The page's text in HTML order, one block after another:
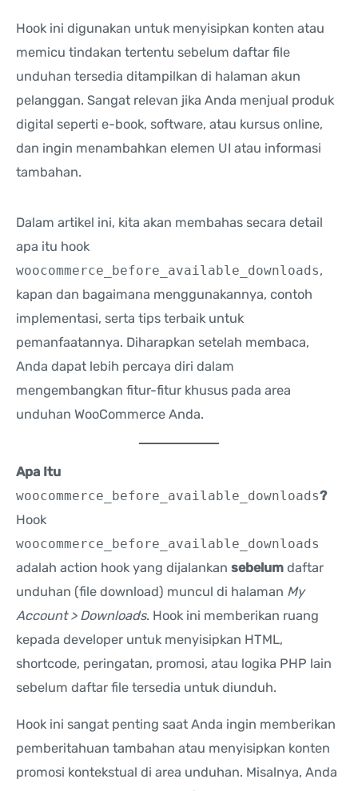
Hook ini digunakan untuk menyisipkan konten atau
memicu tindakan tertentu sebelum daftar file
unduhan tersedia ditampilkan di halaman akun
pelanggan. Sangat relevan jika Anda menjual produk
digital seperti e-book, software, atau kursus online,
dan ingin menambahkan elemen UI atau informasi
tambahan.
Dalam artikel ini, kita akan membahas secara detail
apa itu hook
woocommerce_before_available_downloads,
kapan dan bagaimana menggunakannya, contoh
implementasi, serta tips terbaik untuk
pemanfaatannya. Diharapkan setelah membaca,
Anda dapat lebih percaya diri dalam
mengembangkan fitur-fitur khusus pada area
unduhan WooCommerce Anda.
Apa Itu
woocommerce_before_available_downloads?
Hook
woocommerce_before_available_downloads
adalah action hook yang dijalankan sebelum daftar
unduhan (file download) muncul di halaman My
Account > Downloads. Hook ini memberikan ruang
kepada developer untuk menyisipkan HTML,
shortcode, peringatan, promosi, atau logika PHP lain
sebelum daftar file tersedia untuk diunduh.
Hook ini sangat penting saat Anda ingin memberikan
pemberitahuan tambahan atau menyisipkan konten
promosi kontekstual di area unduhan. Misalnya, Anda